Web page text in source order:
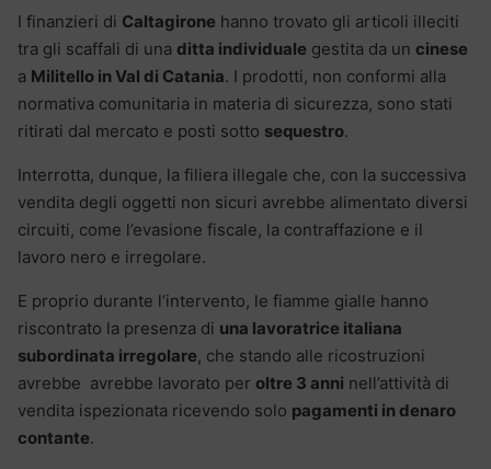
I finanzieri di Caltagirone hanno trovato gli articoli illeciti
tra gli scaffali di una ditta individuale gestita da un cinese
a Militello in Val di Catania. I prodotti, non conformi alla
normativa comunitaria in materia di sicurezza, sono stati
ritirati dal mercato e posti sotto sequestro.
Interrotta, dunque, la filiera illegale che, con la successiva
vendita degli oggetti non sicuri avrebbe alimentato diversi
circuiti, come l’evasione fiscale, la contraffazione e il
lavoro nero e irregolare.
E proprio durante l’intervento, le fiamme gialle hanno
riscontrato la presenza di una lavoratrice italiana
subordinata irregolare, che stando alle ricostruzioni
avrebbe avrebbe lavorato per oltre 3 anni nell’attività di
vendita ispezionata ricevendo solo pagamenti in denaro
contante.